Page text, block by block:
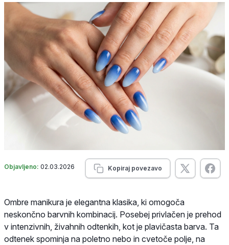
Objavljeno: 02.03.2026 Kopiraj povezavo
Ombre manikura je elegantna klasika, ki omogoča
neskončno barvnih kombinacij. Posebej privlačen je prehod
v intenzivnih, živahnih odtenkih, kot je plavičasta barva. Ta
odtenek spominja na poletno nebo in cvetoče polje, na